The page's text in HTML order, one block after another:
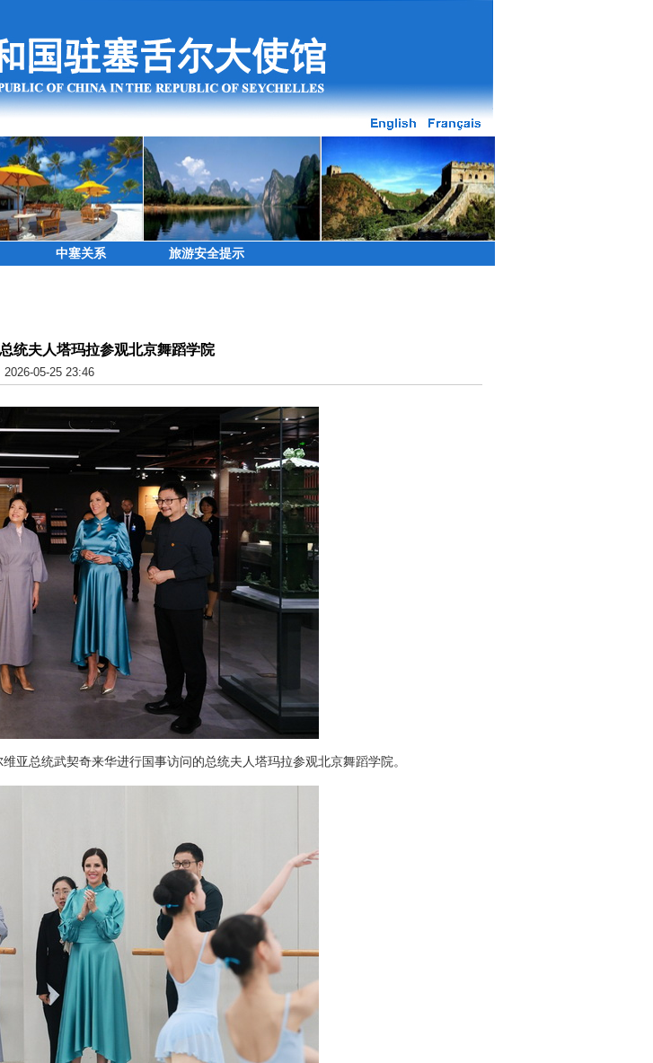
中塞关系 旅游安全提示
统夫人塔玛拉参观北京舞蹈学院
2026-05-25 23:46
亚总统武契奇来华进行国事访问的总统夫人塔玛拉参观北京舞蹈学院。